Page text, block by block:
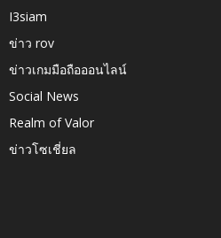
I3siam
ข่าว rov
ข่าวเกมมือถือออนไลน์
Social News
Realm of Valor
ข่าวโซเชี่ยล